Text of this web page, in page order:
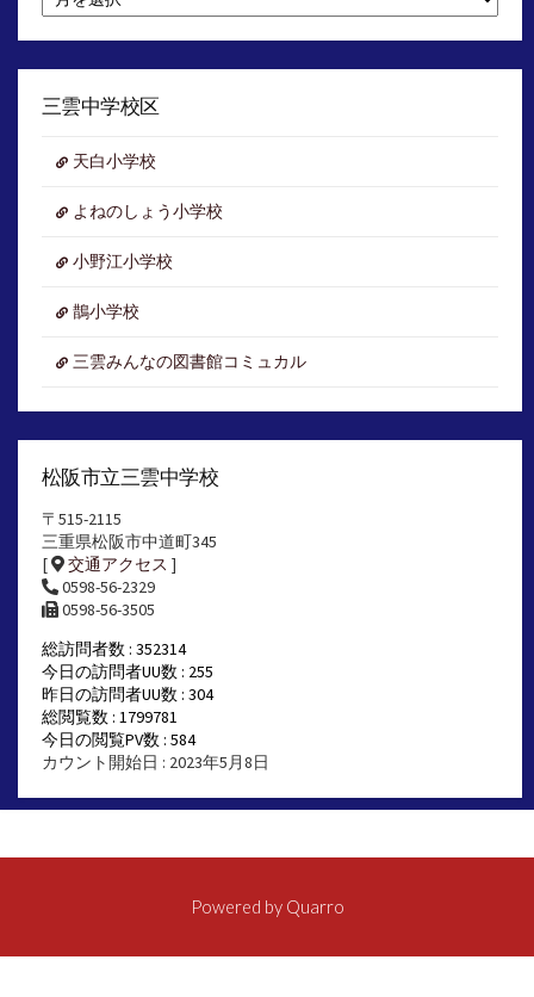
別
イ
三雲中学校区
天白小学校
よねのしょう小学校
小野江小学校
鵲小学校
三雲みんなの図書館コミュカル
松阪市立三雲中学校
〒515-2115
三重県松阪市中道町345
[
交通アクセス ]
0598-56-2329
0598-56-3505
総訪問者数 : 352314
今日の訪問者UU数 : 255
昨日の訪問者UU数 : 304
総閲覧数 : 1799781
今日の閲覧PV数 : 584
カウント開始日 : 2023年5月8日
Powered by Quarro